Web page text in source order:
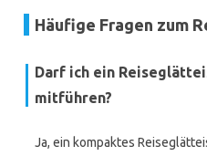
Häufige Fragen zum
Darf ich ein
mitführen?
Ja, ein kompaktes